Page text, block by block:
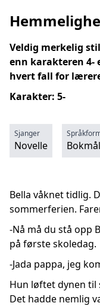
Veldig merkelig
enn karakteren 4-
hvert fall for
Karakter: 5-
Sjanger
Novelle Bokmål
Bella våknet tidlig.
sommerferien.
-Nå må du stå opp
på første skoledag.
-Jada pappa, jeg
Hun løftet dynen til
Det hadde nemlig